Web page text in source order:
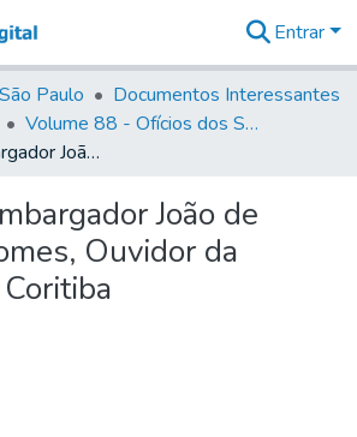
&
Coleções
Tudo na
Biblioteca
Estatísticas
Entrar
Paulo
Documentos Interessantes
Volume 88 - Ofícios dos Senhores Governadores Interinos da Capitania de São Paulo (1817- 1819)
Para o Dezembargador João de Medeiros Gomes, Ouvidor da Comarca de Coritiba
João de
Ouvidor da